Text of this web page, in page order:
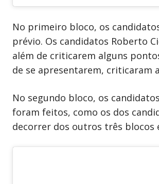
No primeiro bloco, os
prévio. Os candidatos Roberto
além de criticarem alguns
de se apresentarem, criticaram
No segundo bloco, os
foram feitos, como os dos
decorrer dos outros três blocos